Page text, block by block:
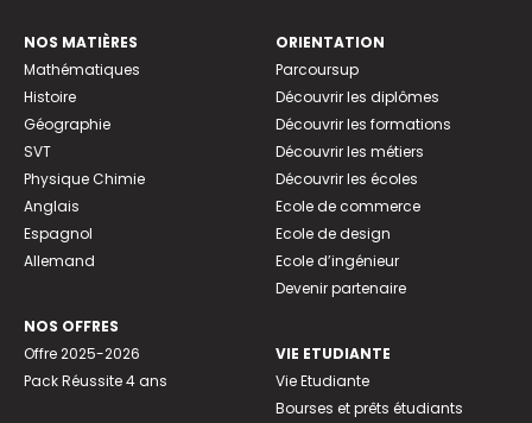
NOS MATIÈRES
Mathématiques
Histoire
Géographie
SVT
Physique Chimie
Anglais
Espagnol
Allemand
NOS OFFRES
Offre 2025-2026
Pack Réussite 4 ans
ORIENTATION
Parcoursup
Découvrir les diplômes
Découvrir les formations
Découvrir les métiers
Découvrir les écoles
Ecole de commerce
Ecole de design
Ecole d’ingénieur
Devenir partenaire
VIE ETUDIANTE
Vie Etudiante
Bourses et prêts étudiants